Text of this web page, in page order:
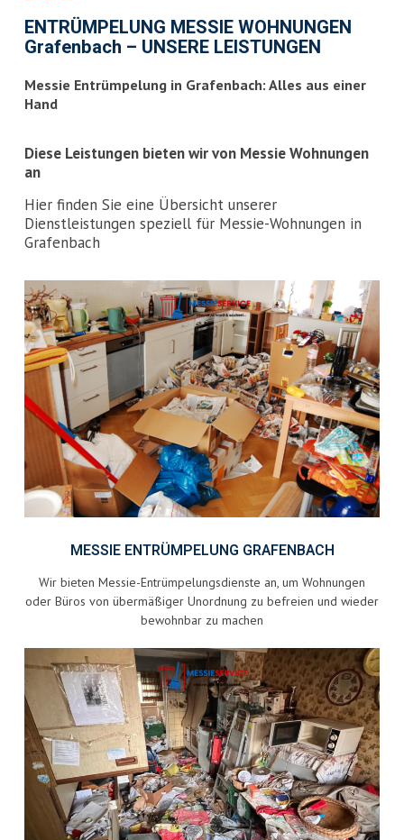
ENTRÜMPELUNG MESSIE WOHNUNGEN
Grafenbach – UNSERE LEISTUNGEN
Messie Entrümpelung in Grafenbach: Alles aus einer
Hand
Diese Leistungen bieten wir von Messie Wohnungen
an
Hier finden Sie eine Übersicht unserer
Dienstleistungen speziell für Messie-Wohnungen in
Grafenbach
MESSIE ENTRÜMPELUNG GRAFENBACH
Wir bieten Messie-Entrümpelungsdienste an, um Wohnungen
oder Büros von übermäßiger Unordnung zu befreien und wieder
bewohnbar zu machen